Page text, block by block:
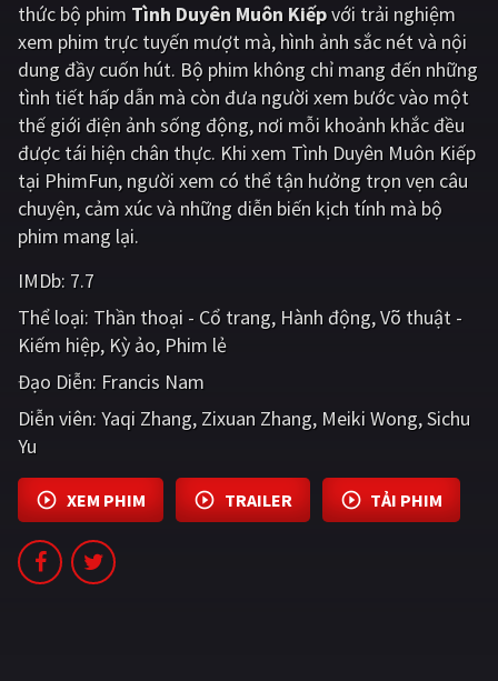
QUỐC GIA
Âu - Mỹ Trung Quốc - Hồng Kông
Hàn Quốc Nhật Bản
Ấn Độ Việt Nam
Tổng hợp
CẬP NHẬT
PHIM MỚI
PHIM BỘ
PHIM LẺ
TUYỂN TẬP PHIM
BLOG
thức bộ phim Tình Duyên Muôn Kiếpvới trải nghiệm
xem phim trực tuyến mượt mà, hình ảnh sắc nét và nội
dung đầy cuốn hút. Bộ phim không chỉ mang đến những
tình tiết hấp dẫn mà còn đưa người xem bước vào một
thế giới điện ảnh sống động, nơi mỗi khoảnh khắc đều
được tái hiện chân thực. Khi xem Tình Duyên Muôn Kiếp
tại PhimFun, người xem có thể tận hưởng trọn vẹn câu
chuyện, cảm xúc và những diễn biến kịch tính mà bộ
phim mang lại.
IMDb: 7.7
Thể loại: Thần thoại - Cổ trang Hành động Võ thuật -
Kiếm hiệp Kỳ ảo Phim lẻ
Đạo Diễn: Francis Nam
Diễn viên: Yaqi Zhang Zixuan Zhang Meiki Wong Sichu
Yu
XEM PHIM TRAILER TẢI PHIM